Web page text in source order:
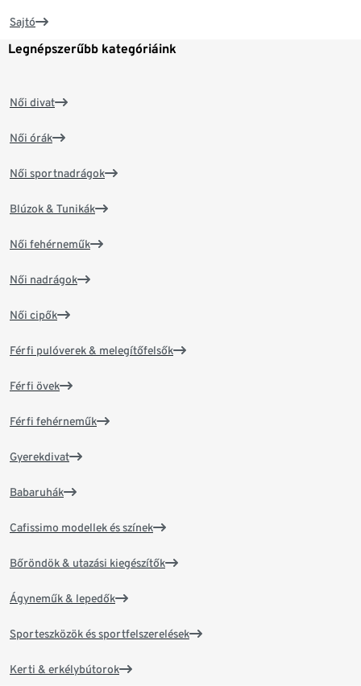
Sajtó
Legnépszerűbb kategóriáink
Női divat
Női órák
Női sportnadrágok
Blúzok & Tunikák
Női fehérneműk
Női nadrágok
Női cipők
Férfi pulóverek & melegítőfelsők
Férfi övek
Férfi fehérneműk
Gyerekdivat
Babaruhák
Cafissimo modellek és színek
Bőröndök & utazási kiegészítők
Ágyneműk & lepedők
Sporteszközök és sportfelszerelések
Kerti & erkélybútorok